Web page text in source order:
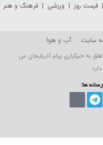
| قیمت روز | ورزشی | فرهنگ و هنر
سایت آب و هوا
به خبرگزاری پیام آذربایجان می
ها: